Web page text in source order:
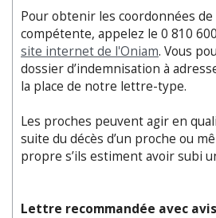
Pour obtenir les coordonnées de
compétente, appelez le 0 810
site internet de l'Oniam. Vous
dossier d’indemnisation à
la place de notre lettre-type.
Les proches peuvent agir en
suite du décès d’un proche ou
propre s’ils estiment avoir subi
Lettre recommandée avec